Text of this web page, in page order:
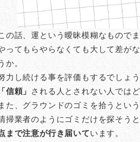
の話、運という曖昧模糊なもので
ってもらやらなくても大して差が
か。
力し続ける事を評価もするでしょ
「信頼」
される人とされない人では
た、グラウンドのゴミを拾うとい
掃業者のようにゴミだけを探そう
まで注意が行き届いています。